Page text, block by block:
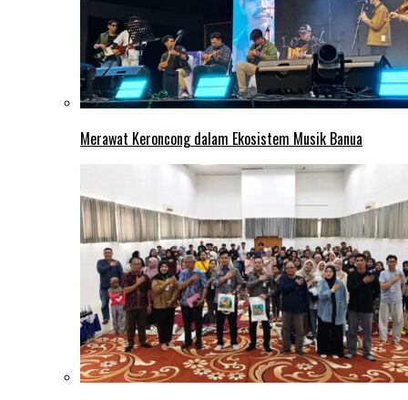
Merawat Keroncong dalam Ekosistem Musik Banua